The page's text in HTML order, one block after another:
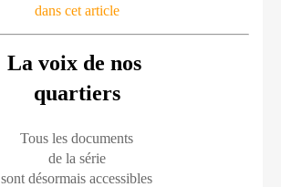
dans cet article
La voix de nos
quartiers
Tous les documents
de la série
sont désormais accessibles